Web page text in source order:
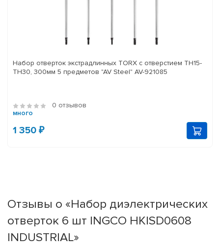
Набор отверток экстрадлинных TORX с отверстием TH15-
TH30, 300мм 5 предметов "AV Steel" AV-921085
0 отзывов
много
1 350 ₽
Отзывы о «Набор диэлектрических
отверток 6 шт INGCO HKISD0608
INDUSTRIAL»